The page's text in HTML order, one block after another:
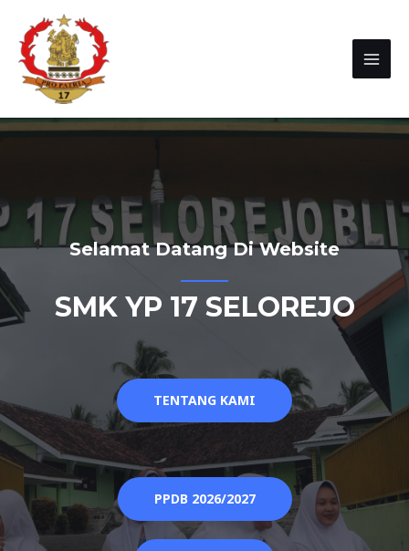
Selamat Datang Di Website
SMK YP 17 SELOREJO
TENTANG KAMI
PPDB 2026/2027